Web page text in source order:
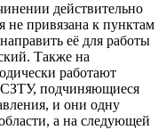
действительно
не привязана к пунктам
её для работы
Также на
работают
СЗТУ, подчиняющиеся
и они одну
а на следующей